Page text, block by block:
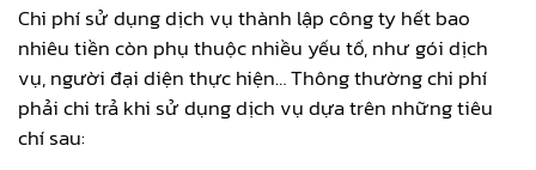
Chi phí sử dụng dịch vụ thành lập công ty hết bao
nhiêu tiền còn phụ thuộc nhiều yếu tố, như gói dịch
vụ, người đại diện thực hiện… Thông thường chi phí
phải chi trả khi sử dụng dịch vụ dựa trên những tiêu
chí sau: